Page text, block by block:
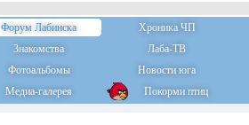
Форум Лабинска
Хроника ЧП
Знакомства
Лаба-ТВ
Фотоальбомы
Новости юга
Медиа-галерея Покорми птиц